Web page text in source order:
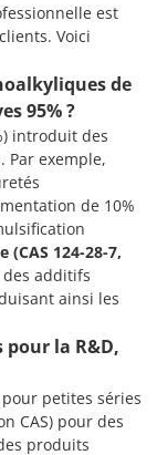
est
Voici
de
95% ?
introduit des
exemple,
de 10%
124-28-7,
additifs
ainsi les
pour la R&D,
petites séries
CAS) pour des
produits